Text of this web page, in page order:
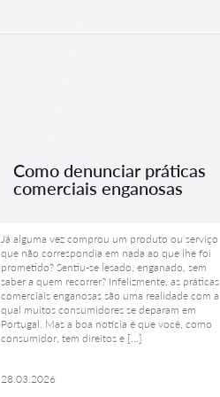
Como denunciar práticas
comerciais enganosas
Já alguma vez comprou um produto ou serviço
que não correspondia em nada ao que lhe foi
prometido? Sentiu-se lesado, enganado, sem
saber a quem recorrer? Infelizmente, as práticas
comerciais enganosas são uma realidade com a
qual muitos consumidores se deparam em
Portugal. Mas a boa notícia é que você, como
consumidor, tem direitos e […]
28.03.2026